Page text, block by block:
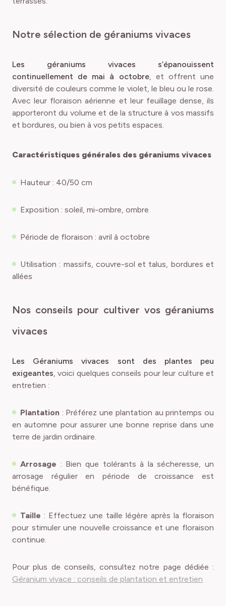
Notre sélection de géraniums vivaces
Les géraniums vivaces s’épanouissent
continuellement de mai à octobre, et offrent une
diversité de couleurs comme le violet, le bleu ou le rose.
Avec leur floraison aérienne et leur feuillage dense, ils
apporteront du volume et de la structure à vos massifs
et bordures, ou bien à vos petits espaces.
Caractéristiques générales des géraniums vivaces
Hauteur : 40/50 cm
Exposition : soleil, mi-ombre, ombre
Période de floraison : avril à octobre
Utilisation : massifs, couvre-sol et talus, bordures et
allées
Nos conseils pour cultiver vos géraniums
vivaces
Les Géraniums vivaces sont des plantes peu
exigeantes, voici quelques conseils pour leur culture et
entretien :
Plantation : Préférez une plantation au printemps ou
en automne pour assurer une bonne reprise dans une
terre de jardin ordinaire.
Arrosage : Bien que tolérants à la sécheresse, un
arrosage régulier en période de croissance est
bénéfique.
Taille : Effectuez une taille légère après la floraison
pour stimuler une nouvelle croissance et une floraison
continue.
Pour plus de conseils, consultez notre page dédiée :
Géranium vivace : conseils de plantation et entretien